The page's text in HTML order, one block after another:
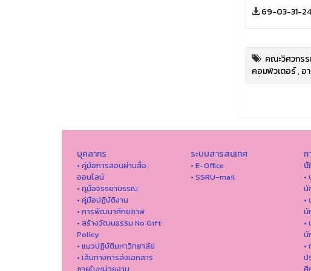
69-03-31-
คณะวิศวกร
คอมพิวเตอร์,อ
บุคลากร
• คู่มือการสอนผ่านสื่อ
ออนไลน์
• คูมือจรรยาบรรณ
• คู่มือปฏิบัติงาน
• การพัฒนาศักยภาพ
• สร้างวัฒนธรรม No Gift
Policy
• แนวปฏิบัติมหาวิทยาลัย
• เส้นทางการส่งเอกสาร
ระบบสารสนเทศ
• E-Office
• SSRU-mail
ก
•
นั
•
นั
•
นั
•
ป